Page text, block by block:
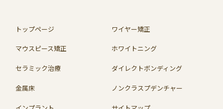
トップページ ワイヤー矯正
マウスピース矯正 ホワイトニング
セラミック治療 ダイレクトボンディング
金属床 ノンクラスプデンチャー